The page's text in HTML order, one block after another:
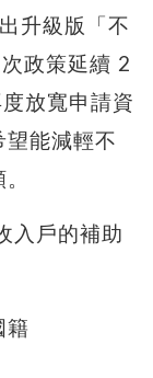
升級版「不
政策延續 2
放寬申請資
望能減輕不
入戶的補助
籍